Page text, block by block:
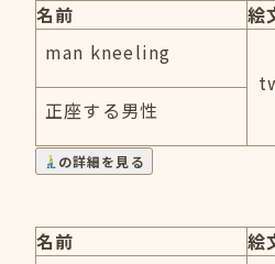
名前
絵
man kneeling
正座する男性
の詳細を見る
名前
絵